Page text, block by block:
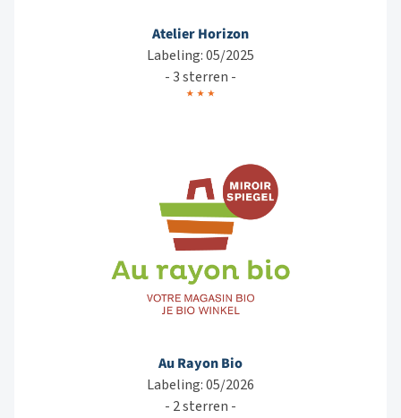
Atelier Horizon
Labeling: 05/2025
- 3 sterren -
Au Rayon Bio
Labeling: 05/2026
- 2 sterren -